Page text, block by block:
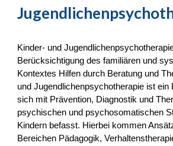
Kinder- und
Berücksichtigung des familiären und
Kontextes Hilfen durch Beratung und
und Jugendlichenpsychotherapie ist ein
sich mit Prävention, Diagnostik und
psychischen und psychosomatischen
Kindern befasst. Hierbei kommen
Bereichen Pädagogik,